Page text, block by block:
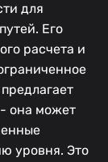
для
Его
расчета и
она может
уровня. Это